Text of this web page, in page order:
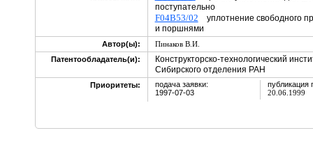
поступательно
F04B53/02 уплотнение свободного
и поршнями
Автор(ы):
Пинаков В.И.
Патентообладатель(и):
Конструкторско-технологический
Сибирского отделения РАН
Приоритеты:
подача заявки:
1997-07-03
публикация
20.06.1999